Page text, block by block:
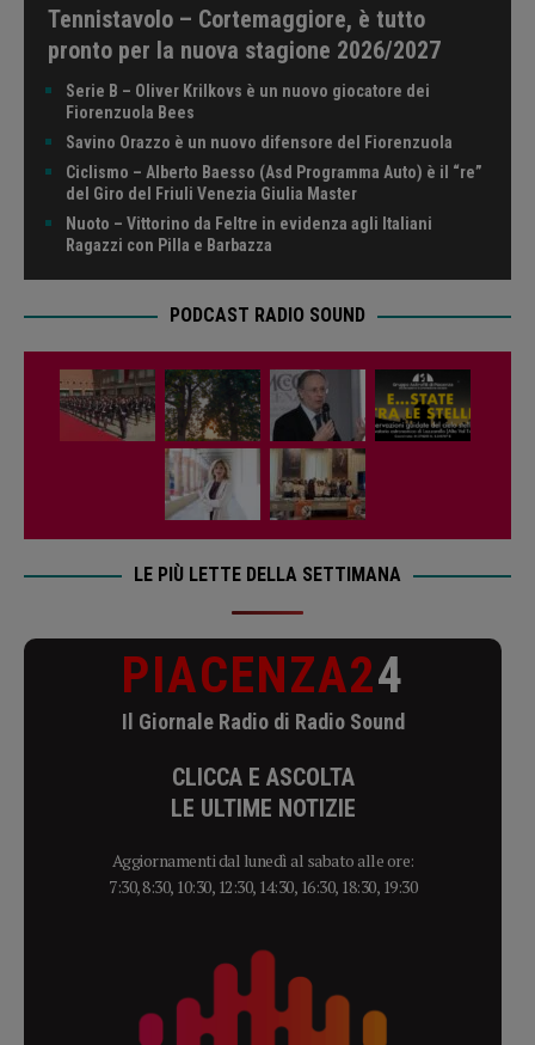
Tennistavolo – Cortemaggiore, è tutto
pronto per la nuova stagione 2026/2027
Serie B – Oliver Krilkovs è un nuovo giocatore dei
Fiorenzuola Bees
Savino Orazzo è un nuovo difensore del Fiorenzuola
Ciclismo – Alberto Baesso (Asd Programma Auto) è il “re”
del Giro del Friuli Venezia Giulia Master
Nuoto – Vittorino da Feltre in evidenza agli Italiani
Ragazzi con Pilla e Barbazza
PODCAST RADIO SOUND
LE PIÙ LETTE DELLA SETTIMANA
PIACENZA24
Il Giornale Radio di Radio Sound
CLICCA E ASCOLTA
LE ULTIME NOTIZIE
Aggiornamenti dal lunedì al sabato alle ore:
7:30, 8:30, 10:30, 12:30, 14:30, 16:30, 18:30, 19:30